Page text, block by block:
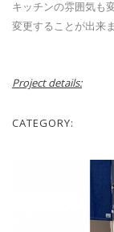
キッチンの雰囲気も
変更することが出来ま
Project details:
CATEGORY: